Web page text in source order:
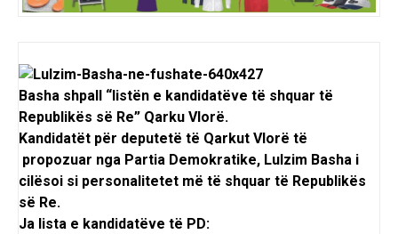
Basha shpall “listën e kandidatëve të shquar të
Republikës së Re” Qarku Vlorë.
Kandidatët për deputetë të Qarkut Vlorë të
propozuar nga Partia Demokratike, Lulzim Basha i
cilësoi si personalitetet më të shquar të Republikës
së Re.
Ja lista e kandidatëve të PD: